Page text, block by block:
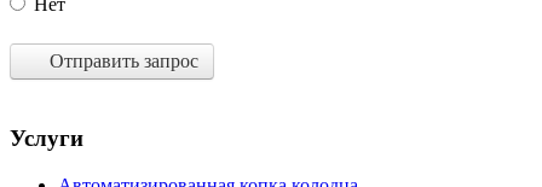
Отправить запрос
Услуги